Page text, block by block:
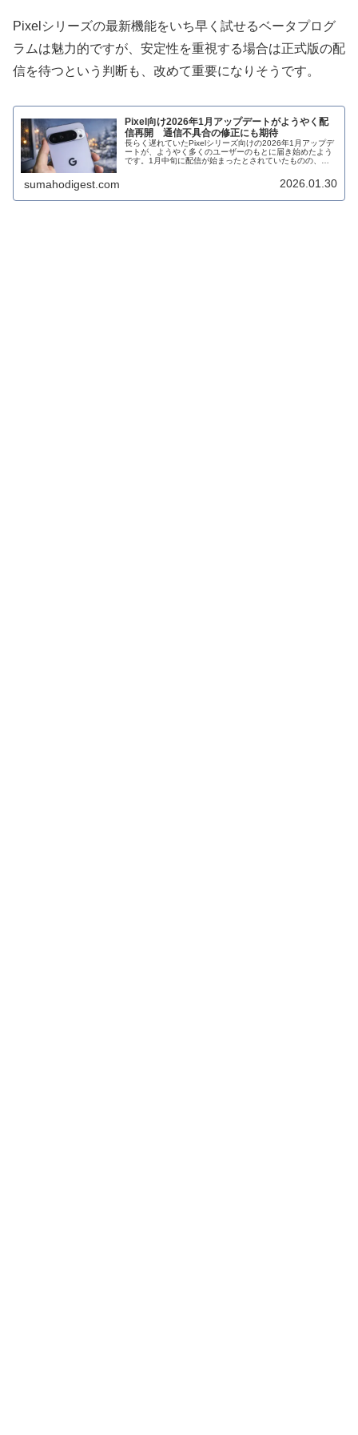
Pixelシリーズの最新機能をいち早く試せるベータプログ
ラムは魅力的ですが、安定性を重視する場合は正式版の配
信を待つという判断も、改めて重要になりそうです。
Pixel向け2026年1月アップデートがようやく配
信再開 通信不具合の修正にも期待
長らく遅れていたPixelシリーズ向けの2026年1月アップデ
ートが、ようやく多くのユーザーのもとに届き始めたよう
です。1月中旬に配信が始まったとされていたものの、実
sumahodigest.com 2026.01.30